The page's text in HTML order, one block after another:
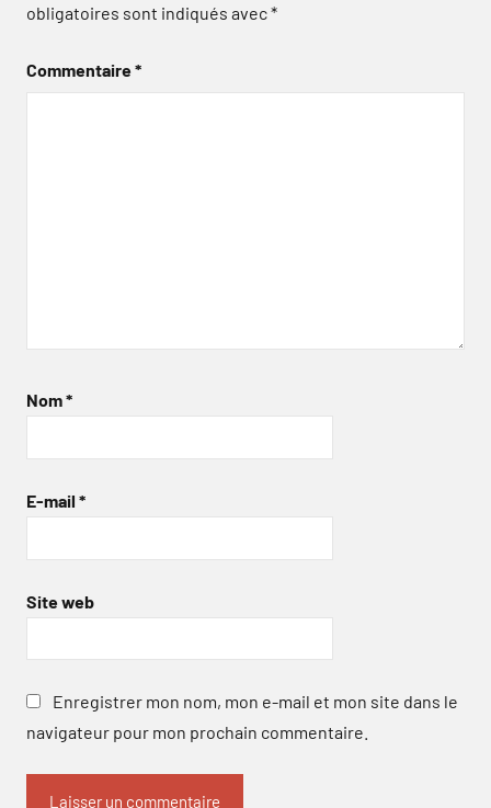
obligatoires sont indiqués avec*
Commentaire*
Nom*
E-mail *
Site web
Enregistrer mon nom, mon e-mail et mon site dans le
navigateur pour mon prochain commentaire.